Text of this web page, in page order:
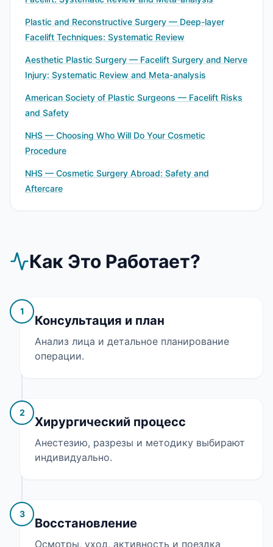
Plastic and Reconstructive Surgery — Deep-layer
Facelift Techniques: Systematic Review
Aesthetic Plastic Surgery — Facelift Surgery and Nerve
Injury: Systematic Review and Meta-analysis
American Society of Plastic Surgeons — Facelift Risks
and Safety
NHS — Choosing Who Will Do Your Cosmetic
Procedure
NHS — Cosmetic Surgery Abroad: Safety and
Aftercare
Как Это Работает?
1
Консультация и план
Анализ лица и детальное планирование
операции.
2
Хирургический процесс
Анестезию, разрезы и методику выбирают
индивидуально.
3
Восстановление
Осмотры, уход, активность и поездка